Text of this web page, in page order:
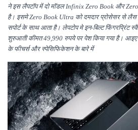
ने इस लैपटॉप में दो मॉडल Infinix Zero Book और
है। इसमे Zero Book Ultra को दमदार प्रोसेसर से लैस
सपोर्ट के साथ आता है। लेपटोप मे इन-बिल्ट फिंगरप्रिंट
शुरुआती कीमत 49,990 रुपये पर पेश किया गया है।
के फीचर्स और स्पेसिफिकेशन के बारे में